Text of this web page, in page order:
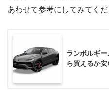
あわせて参考にしてみてくだ
ランボルギ
ら買えるか安